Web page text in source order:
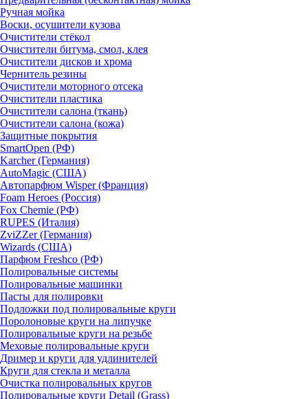
Ручная мойка
Воски, осушители кузова
Очистители стёкол
Очистители битума, смол, клея
Очистители дисков и хрома
Чернитель резины
Очистители моторного отсека
Очистители пластика
Очистители салона (ткань)
Очистители салона (кожа)
Защитные покрытия
SmartOpen (РФ)
Karcher (Германия)
AutoMagic (США)
Автопарфюм Wisper (Франция)
Foam Heroes (Россия)
Fox Chemie (РФ)
RUPES (Италия)
ZviZZer (Германия)
Wizards (США)
Парфюм Freshco (РФ)
Полировальные системы
Полировальные машинки
Пасты для полировки
Подложки под полировальные круги
Поролоновые круги на липучке
Полировальные круги на резьбе
Меховые полировальные круги
Дример и круги для удлинителей
Круги для стекла и металла
Очистка полировальных кругов
Полировальные круги Detail (Grass)